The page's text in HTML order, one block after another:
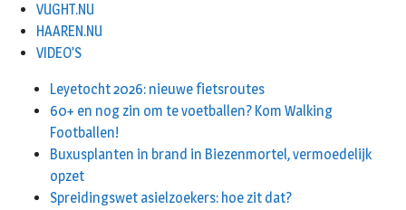
VUGHT.NU
HAAREN.NU
VIDEO’S
Leyetocht 2026: nieuwe fietsroutes
60+ en nog zin om te voetballen? Kom Walking
Footballen!
Buxusplanten in brand in Biezenmortel, vermoedelijk
opzet
Spreidingswet asielzoekers: hoe zit dat?